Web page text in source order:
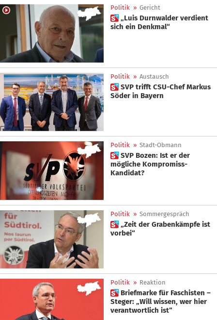
Politik » Gericht
 „Luis Durnwalder verdient
sich ein Denkmal“
Politik » Austausch
 SVP trifft CSU-Chef Markus
Söder in Bayern
Politik » Stadt-Obmann
 SVP Bozen: Ist er der
mögliche Kompromiss-
Kandidat?
Politik » Sommergespräch
 „Zeit der Grabenkämpfe ist
vorbei“
Politik » Reaktion
 Briefmarke für Faschisten –
Steger: „Will wissen, wer hier
verantwortlich ist“